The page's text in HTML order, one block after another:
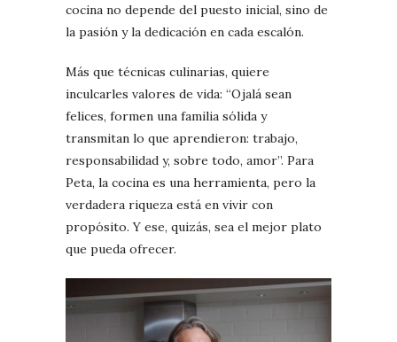
cocina no depende del puesto inicial, sino de
la pasión y la dedicación en cada escalón.
Más que técnicas culinarias, quiere
inculcarles valores de vida: “Ojalá sean
felices, formen una familia sólida y
transmitan lo que aprendieron: trabajo,
responsabilidad y, sobre todo, amor”. Para
Peta, la cocina es una herramienta, pero la
verdadera riqueza está en vivir con
propósito. Y ese, quizás, sea el mejor plato
que pueda ofrecer.